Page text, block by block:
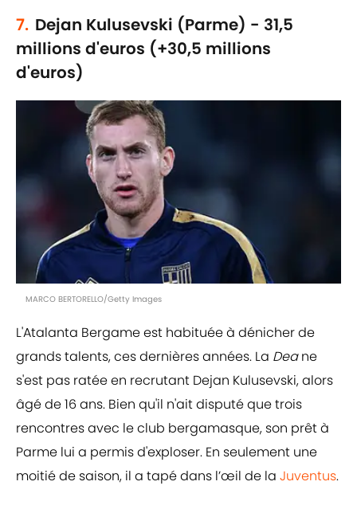
7. Dejan Kulusevski (Parme) - 31,5
millions d'euros (+30,5 millions
d'euros)
MARCO BERTORELLO/Getty Images
L'Atalanta Bergame est habituée à dénicher de
grands talents, ces dernières années. La Deane
s'est pas ratée en recrutant Dejan Kulusevski, alors
âgé de 16 ans. Bien qu'il n'ait disputé que trois
rencontres avec le club bergamasque, son prêt à
Parme lui a permis d'exploser. En seulement une
moitié de saison, il a tapé dans l’œil de la Juventus.